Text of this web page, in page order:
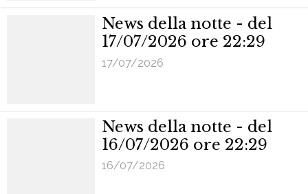
News della notte - del
17/07/2026 ore 22:29
17/07/2026
News della notte - del
16/07/2026 ore 22:29
16/07/2026